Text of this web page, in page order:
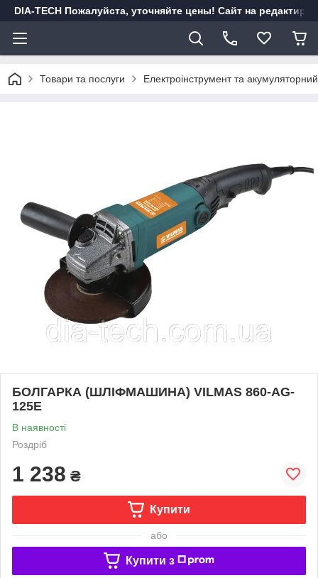
DIA-TECH Пожалуйста, уточняйте цены! Сайт на
Товари та послуги Електроінструмент та
БОЛГАРКА (ШЛІФМАШИНА) VILMAS 860-AG-
125E
В наявності
Роздріб
1 238 ₴
Купити
або
Купити з